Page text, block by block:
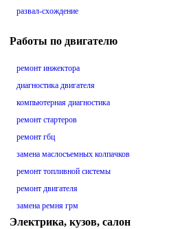
развал-схождение
Работы по двигателю
ремонт инжектора
диагностика двигателя
компьютерная диагностика
ремонт стартеров
ремонт гбц
замена маслосъемных колпачков
ремонт топливной системы
ремонт двигателя
замена ремня грм
Электрика, кузов, салон